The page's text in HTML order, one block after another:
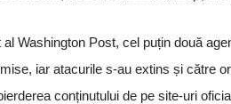
Washington Post, cel puțin două
iar atacurile s-au extins și către
conținutului de pe site-uri